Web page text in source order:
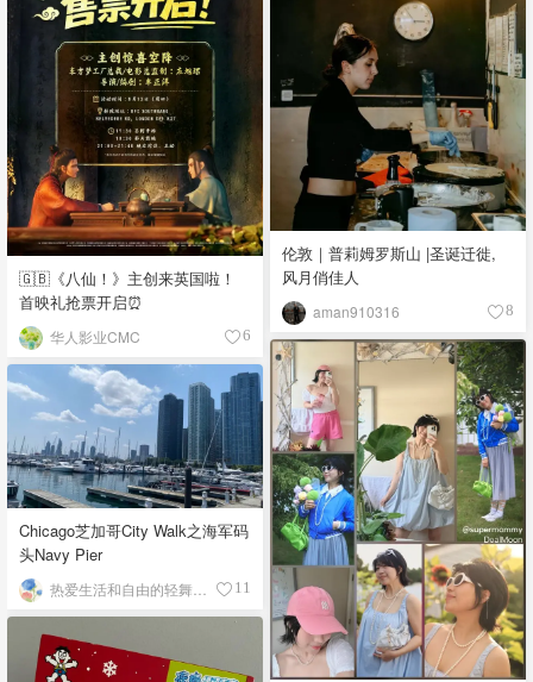
🇬🇧《八仙！》主创来英国啦！
首映礼抢票开启⏰
华人影业CMC 6
伦敦｜普莉姆罗斯山 |圣诞迁徙,
风月俏佳人
aman910316 8
Chicago芝加哥City Walk之海军码
头Navy Pier
11